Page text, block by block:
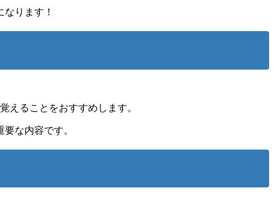
ります！
えることをおすすめします。
な内容です。